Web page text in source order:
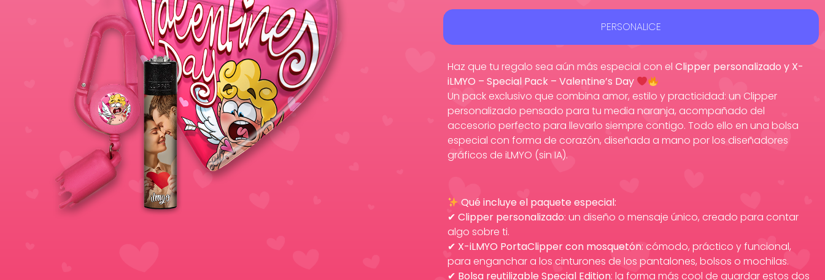
PERSONALICE
Haz que tu regalo sea aún más especial con el Clipper personalizado y X-
iLMYO – Special Pack – Valentine’s Day
Un pack exclusivo que combina amor, estilo y practicidad: un Clipper
personalizado pensado para tu media naranja, acompañado del
accesorio perfecto para llevarlo siempre contigo. Todo ello en una bolsa
especial con forma de corazón, diseñada a mano por los diseñadores
gráficos de iLMYO (sin IA).
Qué incluye el paquete especial:
✔ Clipper personalizado: un diseño o mensaje único, creado para contar
algo sobre ti.
✔ X-iLMYO PortaClipper con mosquetón: cómodo, práctico y funcional,
para enganchar a los cinturones de los pantalones, bolsos o mochilas.
✔ Bolsa reutilizable Special Edition: la forma más cool de guardar estos dos